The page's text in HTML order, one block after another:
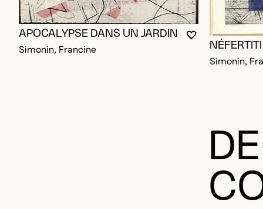
VOUS DEVEZ
FERMER LA
OUVRIR LA
APOCALYPSE DANS UN JARDIN
Simonin, Francine NÉFERTITI
Simonin,